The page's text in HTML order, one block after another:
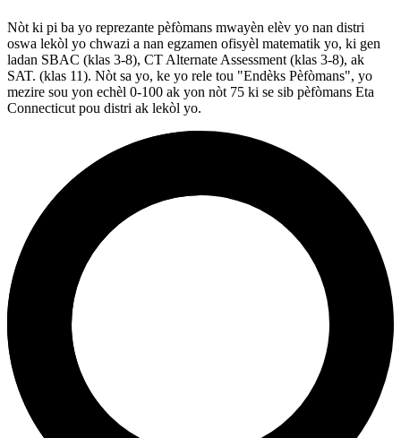
Nòt ki pi ba yo reprezante pèfòmans mwayèn elèv yo nan distri
oswa lekòl yo chwazi a nan egzamen ofisyèl matematik yo, ki gen
ladan SBAC (klas 3-8), CT Alternate Assessment (klas 3-8), ak
SAT. (klas 11). Nòt sa yo, ke yo rele tou "Endèks Pèfòmans", yo
mezire sou yon echèl 0-100 ak yon nòt 75 ki se sib pèfòmans Eta
Connecticut pou distri ak lekòl yo.